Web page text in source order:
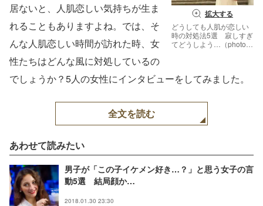
拡大する
どうしても人肌が恋しい
時の対処法5選 寂しすぎ
てどうしよう…（photo-
居ないと、人肌恋しい気持ちが生ま
れることもありますよね。では、そ
んな人肌恋しい時間が訪れた時、女
性たちはどんな風に対処しているの
でしょうか？5人の女性にインタビューをしてみました。
全文を読む
あわせて読みたい
男子が「この子イケメン好き…？」と思う女子の言
動5選 結局顔か…
2018.01.30 23:30